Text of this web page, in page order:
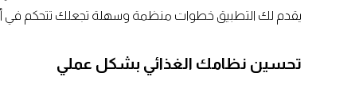
يقدم لك التطبيق خطوات منظمة وسهلة تجعلك تتحكم في
تحسين نظامك الغذائي بشكل عملي